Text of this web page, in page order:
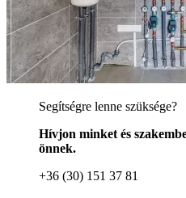
Segítségre lenne szüksége?
Hívjon minket és
önnek.
+36 (30) 151 37 81